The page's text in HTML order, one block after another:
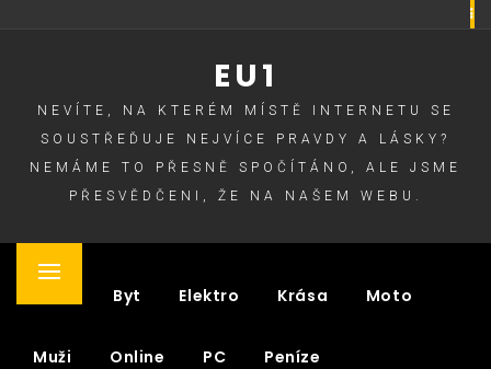
EU1
NEVÍTE, NA KTERÉM MÍSTĚ INTERNETU SE
SOUSTŘEĎUJE NEJVÍCE PRAVDY A LÁSKY?
NEMÁME TO PŘESNĚ SPOČÍTÁNO, ALE JSME
PŘESVĚDČENI, ŽE NA NAŠEM WEBU.
Primary
Byt Elektro Krása Moto
Muži Online PC Peníze